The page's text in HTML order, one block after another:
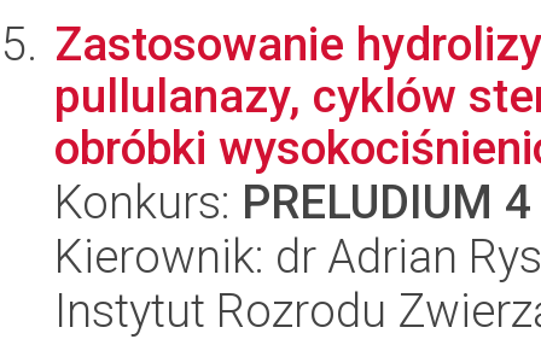
Zastosowanie
pullulanazy, cyklów
obróbki
Konkurs: PRELUDIUM 4
Kierownik: dr Adrian
Instytut Rozrodu